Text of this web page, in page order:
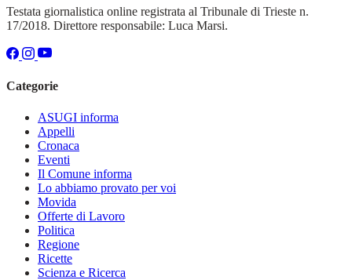
Testata giornalistica online registrata al Tribunale di Trieste n.
17/2018. Direttore responsabile: Luca Marsi.
Categorie
ASUGI informa
Appelli
Cronaca
Eventi
Il Comune informa
Lo abbiamo provato per voi
Movida
Offerte di Lavoro
Politica
Regione
Ricette
Scienza e Ricerca